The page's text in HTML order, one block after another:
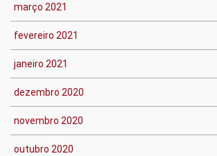
março 2021
fevereiro 2021
janeiro 2021
dezembro 2020
novembro 2020
outubro 2020